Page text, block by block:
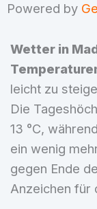
Powered by
Wetter in
leicht zu
Die
13 °C,
ein wenig
gegen Ende
Anzeichen für